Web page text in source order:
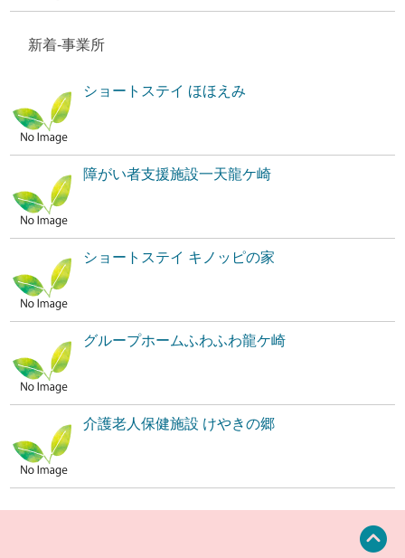
新着-事業所
ショートステイ ほほえみ
障がい者支援施設一天龍ケ崎
ショートステイ キノッピの家
グループホームふわふわ龍ケ崎
介護老人保健施設 けやきの郷